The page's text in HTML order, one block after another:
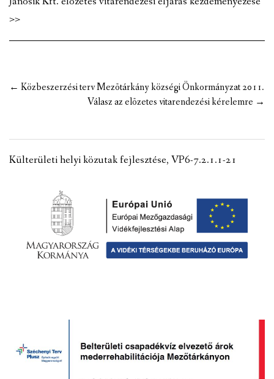
ÖNKORMÁNYZAT
NEMZETISÉGI ÖNKORMÁNYZAT
TÁRSULÁS
PÁLYÁZATOK
HIRDETMÉNYEK
ÓVODA ÉS MINI BÖLCSŐDE
>>
Post
← Közbeszerzési terv Mezõtárkány községi Önkormányzat 2011.
Válasz az elõzetes vitarendezési kérelemre →
Külterületi helyi közutak fejlesztése, VP6-7.2.1.1-21